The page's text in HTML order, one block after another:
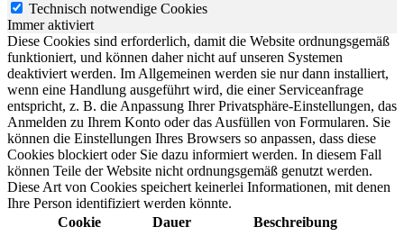
Technisch notwendige Cookies
Immer aktiviert
Diese Cookies sind erforderlich, damit die Website ordnungsgemäß
funktioniert, und können daher nicht auf unseren Systemen
deaktiviert werden. Im Allgemeinen werden sie nur dann installiert,
wenn eine Handlung ausgeführt wird, die einer Serviceanfrage
entspricht, z. B. die Anpassung Ihrer Privatsphäre-Einstellungen, das
Anmelden zu Ihrem Konto oder das Ausfüllen von Formularen. Sie
können die Einstellungen Ihres Browsers so anpassen, dass diese
Cookies blockiert oder Sie dazu informiert werden. In diesem Fall
können Teile der Website nicht ordnungsgemäß genutzt werden.
Diese Art von Cookies speichert keinerlei Informationen, mit denen
Ihre Person identifiziert werden könnte.
Cookie
Dauer Beschreibung